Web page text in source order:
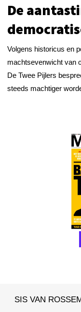
De
Volgens historicus en
machtsevenwicht van
De Twee Pijlers
steeds machtiger
SIS VAN